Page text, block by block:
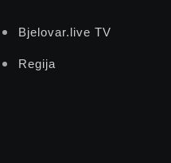
Bjelovar.live TV
Regija